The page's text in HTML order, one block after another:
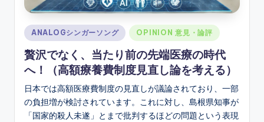
Posted
in
ANALOGシンガーソング OPINION 意見・論評
贅沢でなく、当たり前の先端医療の時代
へ！（高額療養費制度見直し論を考える）
日本では高額医療費制度の見直しが議論されており、一部
の負担増が検討されています。これに対し、島根県知事が
「国家的殺人未遂」とまで批判するほどの問題という表現